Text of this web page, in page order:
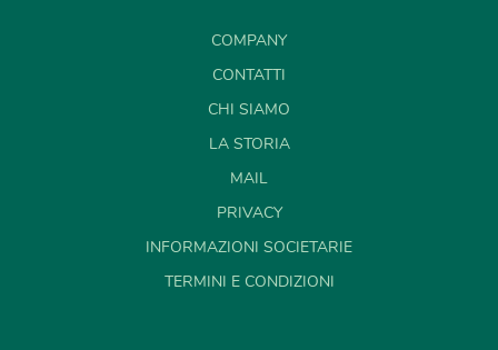
COMPANY
CONTATTI
CHI SIAMO
LA STORIA
MAIL
PRIVACY
INFORMAZIONI SOCIETARIE
TERMINI E CONDIZIONI